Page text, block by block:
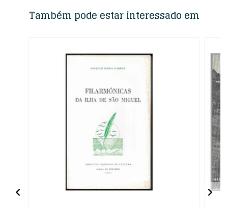
Também pode estar interessado em